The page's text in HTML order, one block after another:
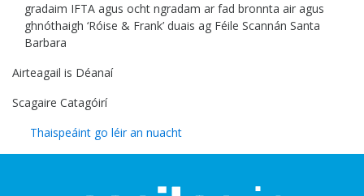
gradaim IFTA agus ocht ngradam ar fad bronnta air agus
ghnóthaigh ‘Róise & Frank’ duais ag Féile Scannán Santa
Barbara
Airteagail is Déanaí
Scagaire Catagóirí
Thaispeáint go léir an nuacht